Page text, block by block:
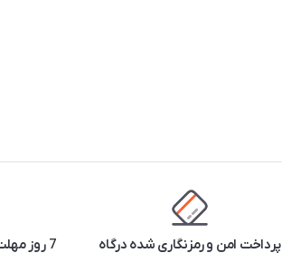
پرداخت امن و رمزنگاری شده درگاه
7 روز